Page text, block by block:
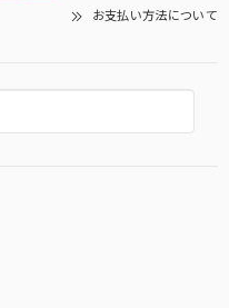
お支払い方法について